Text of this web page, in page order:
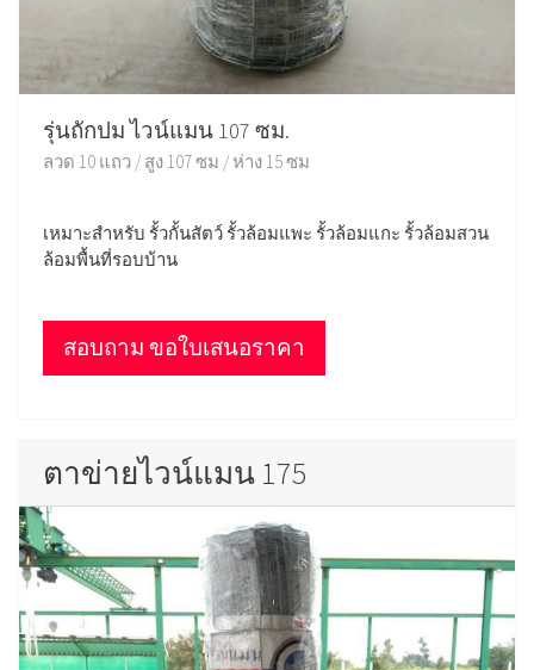
รุ่นถักปม ไวน์แมน 107 ซม.
ลวด 10 แถว / สูง 107 ซม / ห่าง 15 ซม
เหมาะสำหรับ รั้วกั้นสัตว์ รั้วล้อมแพะ รั้วล้อมแกะ รั้วล้อมสวน
ล้อมพื้นที่รอบบ้าน
สอบถาม ขอใบเสนอราคา
ตาข่ายไวน์แมน 175